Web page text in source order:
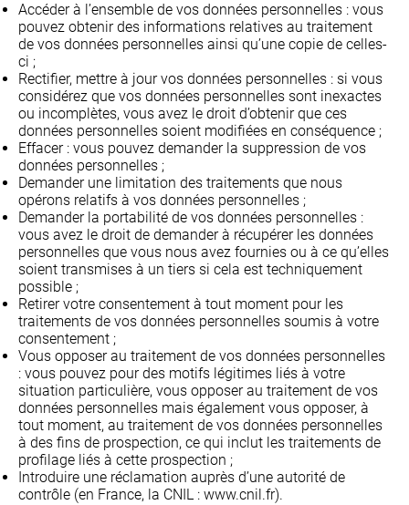
Accéder à l’ensemble de vos données personnelles : vous
pouvez obtenir des informations relatives au traitement
de vos données personnelles ainsi qu’une copie de celles-
ci ;
Rectifier, mettre à jour vos données personnelles : si vous
considérez que vos données personnelles sont inexactes
ou incomplètes, vous avez le droit d’obtenir que ces
données personnelles soient modifiées en conséquence ;
Effacer : vous pouvez demander la suppression de vos
données personnelles ;
Demander une limitation des traitements que nous
opérons relatifs à vos données personnelles ;
Demander la portabilité de vos données personnelles :
vous avez le droit de demander à récupérer les données
personnelles que vous nous avez fournies ou à ce qu’elles
soient transmises à un tiers si cela est techniquement
possible ;
Retirer votre consentement à tout moment pour les
traitements de vos données personnelles soumis à votre
consentement ;
Vous opposer au traitement de vos données personnelles
: vous pouvez pour des motifs légitimes liés à votre
situation particulière, vous opposer au traitement de vos
données personnelles mais également vous opposer, à
tout moment, au traitement de vos données personnelles
à des fins de prospection, ce qui inclut les traitements de
profilage liés à cette prospection ;
Introduire une réclamation auprès d’une autorité de
contrôle (en France, la CNIL : www.cnil.fr).